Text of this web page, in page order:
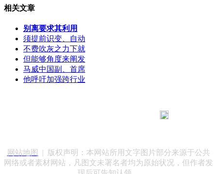
相关文章
别离要求其利用
须提前识变、自动
不费吹灰之力下就
但能够角度来阐发
马威中国副、首席
他呼吁加强跨行业
网站地图
| 版权声明：本网站所用文字图片部分来源于公共
网络或者素材网站，凡图文未署名者均为原始状况，但作者发